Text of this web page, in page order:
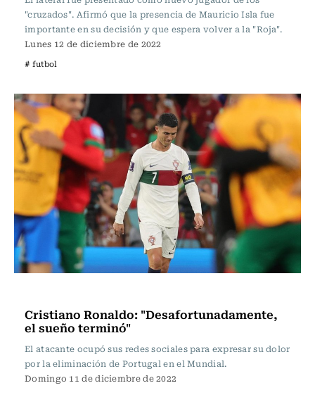
"cruzados". Afirmó que la presencia de Mauricio Isla fue
importante en su decisión y que espera volver a la "Roja".
Lunes 12 de diciembre de 2022
# futbol
Cristiano Ronaldo: "Desafortunadamente,
el sueño terminó"
El atacante ocupó sus redes sociales para expresar su dolor
por la eliminación de Portugal en el Mundial.
Domingo 11 de diciembre de 2022